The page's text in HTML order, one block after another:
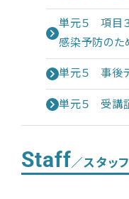
単元５ 項目
感染予防のた
単元５ 事後
単元５ 受講
Staff／スタッフ